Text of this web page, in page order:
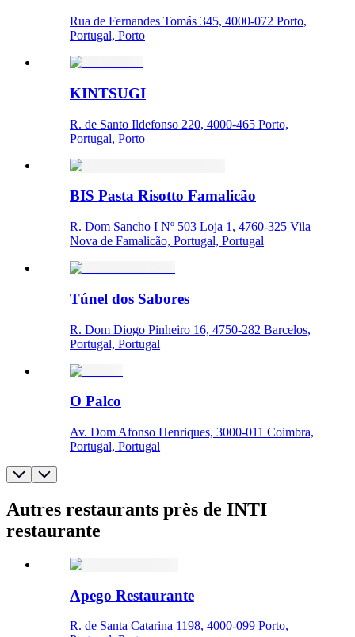
Rua de Fernandes Tomás 345, 4000-072 Porto,
Portugal, Porto
KINTSUGI
R. de Santo Ildefonso 220, 4000-465 Porto,
Portugal, Porto
BIS Pasta Risotto Famalicão
R. Dom Sancho I Nº 503 Loja 1, 4760-325 Vila
Nova de Famalicão, Portugal, Portugal
Túnel dos Sabores
R. Dom Diogo Pinheiro 16, 4750-282 Barcelos,
Portugal, Portugal
O Palco
Av. Dom Afonso Henriques, 3000-011 Coimbra,
Portugal, Portugal
Autres restaurants près de INTI
restaurante
Apego Restaurante
R. de Santa Catarina 1198, 4000-099 Porto,